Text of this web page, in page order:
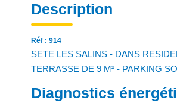
Description
Réf : 914
SETE LES SALINS - DANS
TERRASSE DE 9 M² - PARKING
Diagnostics